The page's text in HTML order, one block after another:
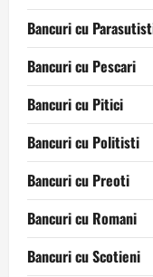
Bancuri cu
Bancuri cu Pescari
Bancuri cu Pitici
Bancuri cu Politisti
Bancuri cu Preoti
Bancuri cu Romani
Bancuri cu Scotieni